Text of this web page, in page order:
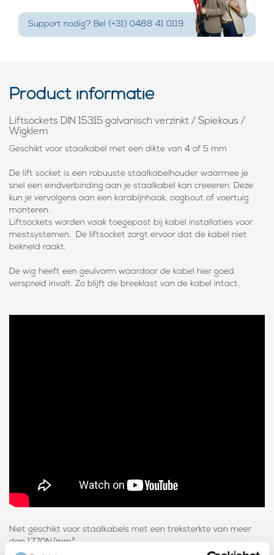
Support nodig? Bel (+31) 0488 41 0119
Product informatie
Liftsockets DIN 15315 galvanisch verzinkt / Spiekous /
Wigklem
Geschikt voor staalkabel met een dikte van 4 of 5 mm
De lift socket is een robuuste staalkabelhouder waarmee je
snel een eindverbinding aan je staalkabel kan creeeren. Deze
kun je vervolgens aan een karabijnhaak, oogbout of voertuig
monteren.
Liftsockets worden vaak toegepast bij kabel installaties voor
mestsystemen. De liftsocket zorgt ervoor dat de kabel niet
bekneld raakt.
De wig heeft een geulvorm waardoor de kabel hier goed
verspreid invalt. Zo blijft de breeklast van de kabel intact.
Niet geschikt voor staalkabels met een treksterkte van meer
dan 1770N/mm²